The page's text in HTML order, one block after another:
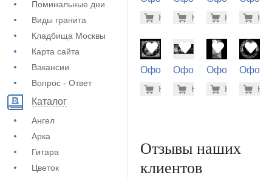
Поминальные дни
Виды гранита
Кладбища Москвы
Карта сайта
Вакансии
Вопрос - Ответ
Каталог
Ангел
Арка
Гитара
Цветок
(72-782)
-7% 5.600
Купить(71-312)
-7%
Купить(72-248)
-
Купить(73-
Оформление
(71-911)
-7% 1.900
Купить
Оформление
(73-108)
-7%
Купить
Оформление
(71-212)
-
Купить(72-
Отзывы наших
клиентов